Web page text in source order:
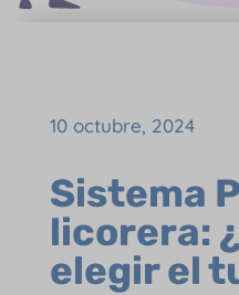
10 octubre, 2024
Sistema
licorera:
elegir el